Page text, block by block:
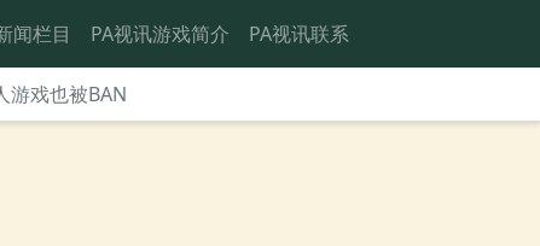
闻栏目 PA视讯游戏简介 PA视讯联系
游戏也被BAN